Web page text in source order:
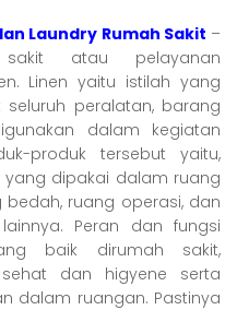
Laundry Rumah Sakit –
atau pelayanan
Linen yaitu istilah yang
seluruh peralatan, barang
dalam kegiatan
produk tersebut yaitu,
dipakai dalam ruang
ruang operasi, dan
Peran dan fungsi
baik dirumah sakit,
dan higyene serta
dalam ruangan. Pastinya